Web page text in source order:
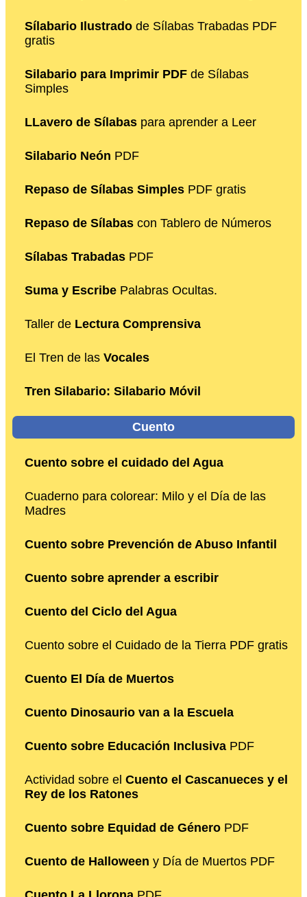
Sílabario Ilustrado de Sílabas Trabadas PDF
gratis
Silabario para Imprimir PDF de Sílabas
Simples
LLavero de Sílabas para aprender a Leer
Silabario Neón PDF
Repaso de Sílabas Simples PDF gratis
Repaso de Sílabas con Tablero de Números
Sílabas Trabadas PDF
Suma y Escribe Palabras Ocultas.
Taller de Lectura Comprensiva
El Tren de las Vocales
Tren Silabario: Silabario Móvil
Cuento
Cuento sobre el cuidado del Agua
Cuaderno para colorear: Milo y el Día de las
Madres
Cuento sobre Prevención de Abuso Infantil
Cuento sobre aprender a escribir
Cuento del Ciclo del Agua
Cuento sobre el Cuidado de la Tierra PDF gratis
Cuento El Día de Muertos
Cuento Dinosaurio van a la Escuela
Cuento sobre Educación Inclusiva PDF
Actividad sobre el Cuento el Cascanueces y el
Rey de los Ratones
Cuento sobre Equidad de Género PDF
Cuento de Halloween y Día de Muertos PDF